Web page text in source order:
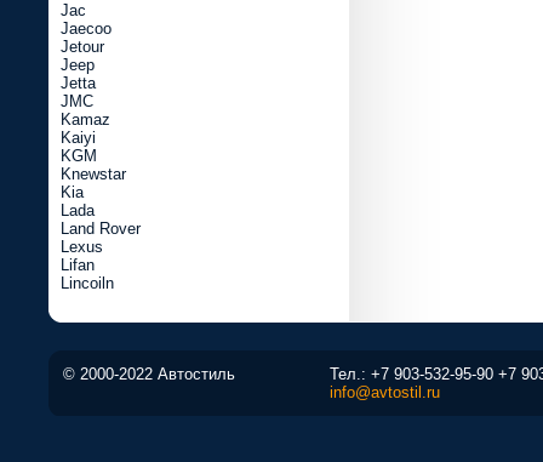
Jac
Jaecoo
Jetour
Jeep
Jetta
JMC
Kamaz
Kaiyi
KGM
Knewstar
Kia
Lada
Land Rover
Lexus
Lifan
Lincoiln
© 2000-2022 Автостиль Тел.: +7 903-532-95-90 +7
info@avtostil.ru